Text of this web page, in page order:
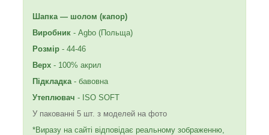
Шапка — шолом (капор)
Виробник - Agbo (Польща)
Розмір - 44-46
Верх - 100% акрил
Підкладка - бавовна
Утеплювач - ISO SOFT
У пакованні 5 шт. з моделей на фото
*Виразу на сайті відповідає реальному зображенню,